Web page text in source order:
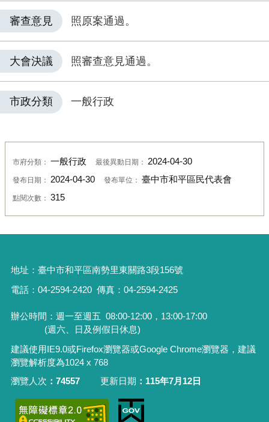
審查意見 照原案通過。
大會決議 照審查意見通過。
市政分類 一般行政
市府分類： 一般行政 最後異動日期： 2024-04-30
發布日期： 2024-04-30 發布單位： 臺中市和平區民代表會
點閱次數： 315
地址： 臺中市和平區南勢里東關路3段156號
電話：04-2594-2420 傳真：04-2594-2425
辦公時間：週一至週五 08:00-12:00，13:00-17:00
(週六、日及例假日休息)
建議使用IE9.0或Firefox瀏覽器或Google Chrome瀏覽器，建議
瀏覽解析度為1024 x 768
瀏覽人次
74557 更新日期 115年7月12日